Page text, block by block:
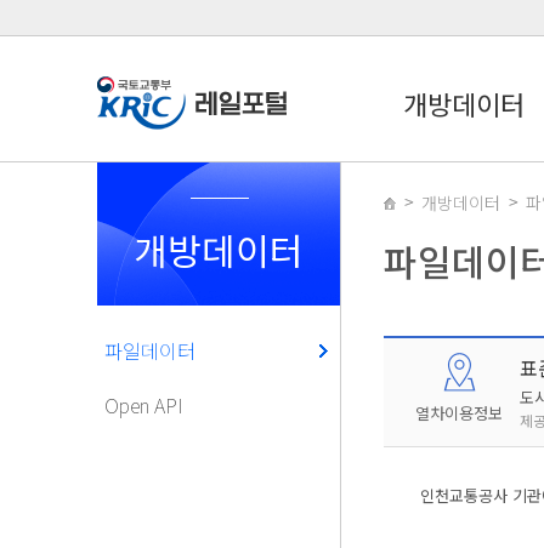
개방데이터
개방데이터
파일데이터
Open API
개방데이터
파일데이
열차이용정보
표
도
제
인천교통공사 기